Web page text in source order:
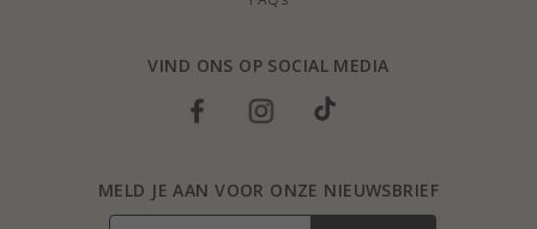
VIND ONS OP SOCIAL MEDIA
MELD JE AAN VOOR ONZE NIEUWSBRIEF